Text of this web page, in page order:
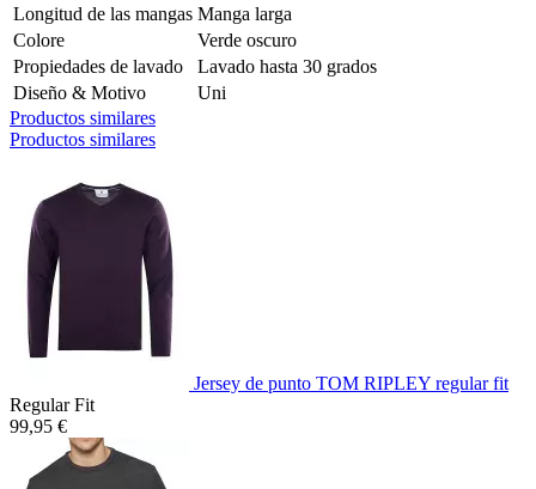
Longitud de las mangas Manga larga
Colore
Verde oscuro
Propiedades de lavado
Lavado hasta 30 grados
Diseño & Motivo
Uni
Productos similares
Productos similares
Jersey de punto TOM RIPLEY regular fit
Regular Fit
99,95 €